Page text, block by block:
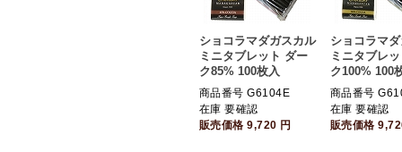
ショコラマダガスカル
ミニタブレット ダー
ク85% 100枚入
商品番号 G6104E
在庫 要確認
販売価格9,720 円
ショコラマ
ミニタブレ
ク100% 100
商品番号
在庫 要確認
販売価格